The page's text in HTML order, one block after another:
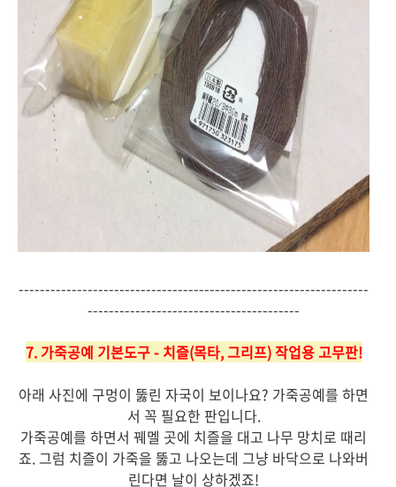
------------------------------------------------------------------
----------------------------------------
7. 가죽공예 기본도구 - 치즐(목타, 그리프) 작업용 고무판!
아래 사진에 구멍이 뚫린 자국이 보이나요? 가죽공예를 하면
서 꼭 필요한 판입니다.
가죽공예를 하면서 꿰멜 곳에 치즐을 대고 나무 망치로 때리
죠. 그럼 치즐이 가죽을 뚫고 나오는데 그냥 바닥으로 나와버
린다면 날이 상하겠죠!